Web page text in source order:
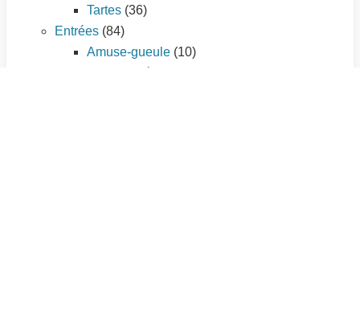
Tartes (36)
Entrées (84)
Amuse-gueule (10)